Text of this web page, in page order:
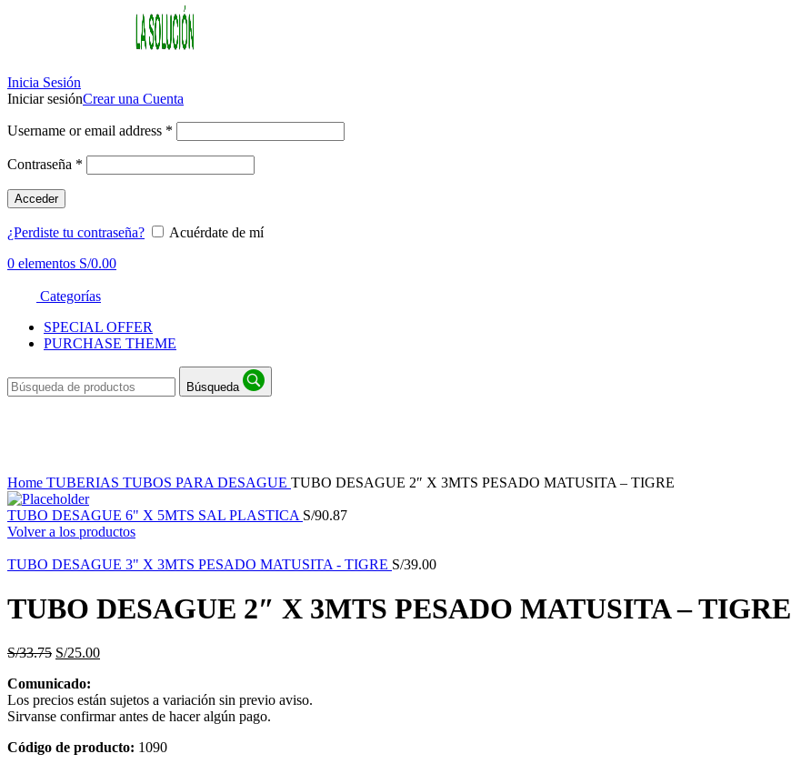
Inicia Sesión
Iniciar sesiónCrear una Cuenta
Username or email address *
Contraseña *
Acceder
¿Perdiste tu contraseña?
Acuérdate de mí
0 elementos S/0.00
Categorías
SPECIAL OFFER
PURCHASE THEME
Búsqueda
Home TUBERIAS TUBOS PARA DESAGUE TUBO DESAGUE 2″ X 3MTS PESADO MATUSITA – TIGRE
TUBO DESAGUE 6" X 5MTS SAL PLASTICA S/90.87
Volver a los productos
TUBO DESAGUE 3" X 3MTS PESADO MATUSITA - TIGRE S/39.00
TUBO DESAGUE 2″ X 3MTS PESADO MATUSITA – TIGRE
S/33.75 S/25.00
Comunicado:
Los precios están sujetos a variación sin previo aviso.
Sirvanse confirmar antes de hacer algún pago.
Código de producto: 1090